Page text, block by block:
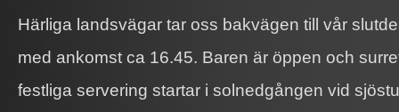
Härliga landsvägar tar oss bakvägen till vår
med ankomst ca 16.45. Baren är öppen och
festliga servering startar i solnedgången vid